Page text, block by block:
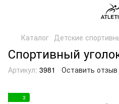
Каталог Детские
Спортивный
Артикул: 3981 Оставить отзыв
3